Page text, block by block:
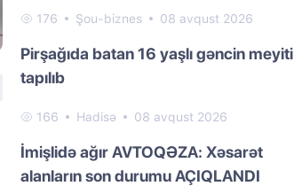
176 Şou-biznes 08 avqust 2026
Pirşağıda batan 16 yaşlı gəncin meyiti
tapılıb
166 Hadisə 08 avqust 2026
İmişlidə ağır AVTOQƏZA: Xəsarət
alanların son durumu AÇIQLANDI